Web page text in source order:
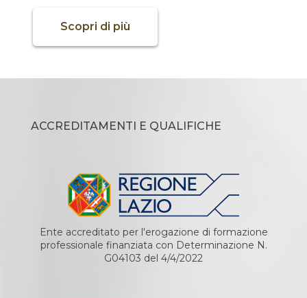
Scopri di più
ACCREDITAMENTI E QUALIFICHE
Ente accreditato per l'erogazione di formazione
professionale finanziata con Determinazione N.
G04103 del 4/4/2022